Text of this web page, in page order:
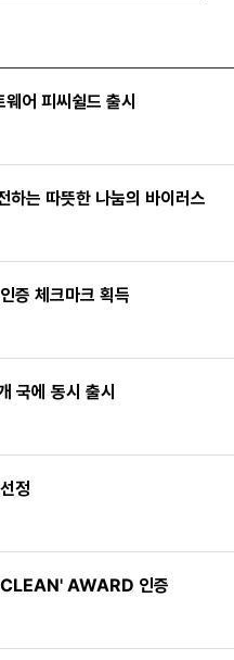
어 피씨쉴드 출시
하는 따뜻한 나눔의 바이러스
증 체크마크 획득
국에 동시 출시
정
AWARD 인증